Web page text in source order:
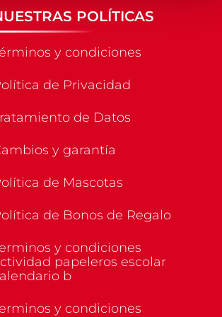
POLÍTICAS
y condiciones
de Privacidad
de Datos
y garantía
de Mascotas
de Bonos de Regalo
y condiciones
papeleros escolar
b
y condiciones